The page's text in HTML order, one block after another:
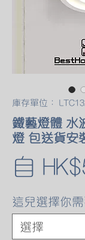
庫存單位：
鐵藝燈體 水
燈 包送貨安
自
這兒選擇你